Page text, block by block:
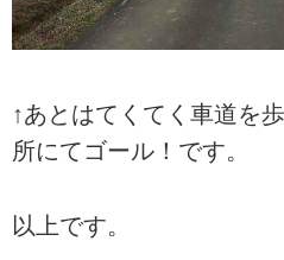
↑あとはてくてく車道を
所にてゴール！です。
以上です。